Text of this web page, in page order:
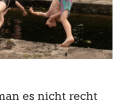
es nicht recht